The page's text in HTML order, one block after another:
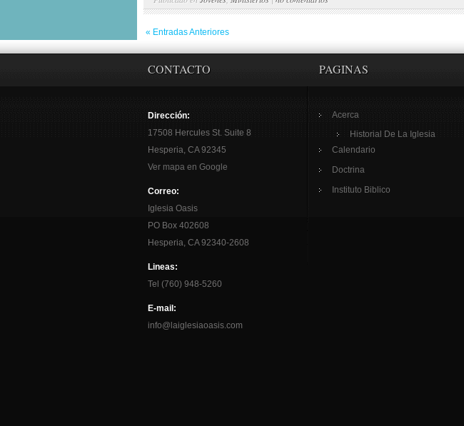
« Entradas Anteriores
CONTACTO
Dirección:
17508 Hercules St. Suite 8
Hesperia, CA 92345
Ver mapa en Google
Correo:
Iglesia Oasis
PO Box 402608
Hesperia, CA 92340-2608
Lineas:
Tel (760) 948-5260
E-mail:
info@laiglesiaoasis.com
PAGINAS
Acerca
Historial De La Iglesia
Calendario
Doctrina
Instituto Biblico